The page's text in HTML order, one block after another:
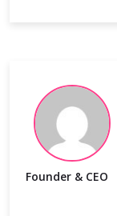
Founder & CEO